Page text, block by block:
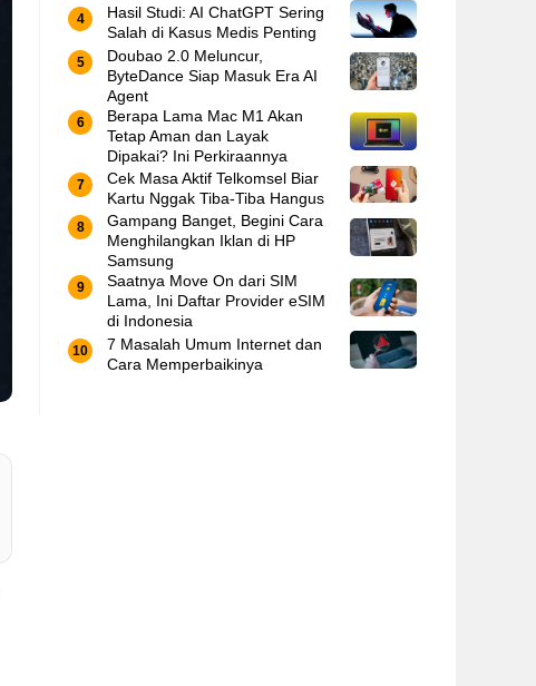
Hasil Studi: AI ChatGPT Sering
Salah di Kasus Medis Penting
Doubao 2.0 Meluncur,
ByteDance Siap Masuk Era AI
Agent
Berapa Lama Mac M1 Akan
Tetap Aman dan Layak
Dipakai? Ini Perkiraannya
Cek Masa Aktif Telkomsel Biar
Kartu Nggak Tiba-Tiba Hangus
Gampang Banget, Begini Cara
Menghilangkan Iklan di HP
Samsung
Saatnya Move On dari SIM
Lama, Ini Daftar Provider eSIM
di Indonesia
7 Masalah Umum Internet dan
Cara Memperbaikinya